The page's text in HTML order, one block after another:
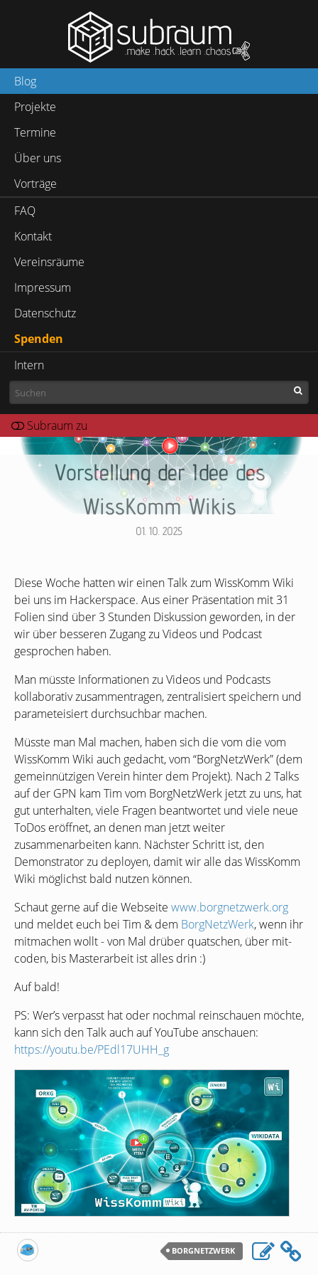
Blog
Projekte
Termine
Über uns
Vorträge
FAQ
Kontakt
Vereinsräume
Impressum
Datenschutz
Spenden
Intern
Vorstellung der Idee des
WissKomm Wikis
01. 10. 2025
Diese Woche hatten wir einen Talk zum WissKomm Wiki
bei uns im Hackerspace. Aus einer Präsentation mit 31
Folien sind über 3 Stunden Diskussion geworden, in der
wir über besseren Zugang zu Videos und Podcast
gesprochen haben.
Man müsste Informationen zu Videos und Podcasts
kollaborativ zusammentragen, zentralisiert speichern und
parameteisiert durchsuchbar machen.
Müsste man Mal machen, haben sich die vom die vom
WissKomm Wiki auch gedacht, vom “BorgNetzWerk” (dem
gemeinnützigen Verein hinter dem Projekt). Nach 2 Talks
auf der GPN kam Tim vom BorgNetzWerk jetzt zu uns, hat
gut unterhalten, viele Fragen beantwortet und viele neue
ToDos eröffnet, an denen man jetzt weiter
zusammenarbeiten kann. Nächster Schritt ist, den
Demonstrator zu deployen, damit wir alle das WissKomm
Wiki möglichst bald nutzen können.
Schaut gerne auf die Webseite www.borgnetzwerk.org
und meldet euch bei Tim & dem BorgNetzWerk, wenn ihr
mitmachen wollt - von Mal drüber quatschen, über mit-
coden, bis Masterarbeit ist alles drin :)
Auf bald!
PS: Wer’s verpasst hat oder nochmal reinschauen möchte,
kann sich den Talk auch auf YouTube anschauen:
https://youtu.be/PEdl17UHH_g
BORGNETZWERK